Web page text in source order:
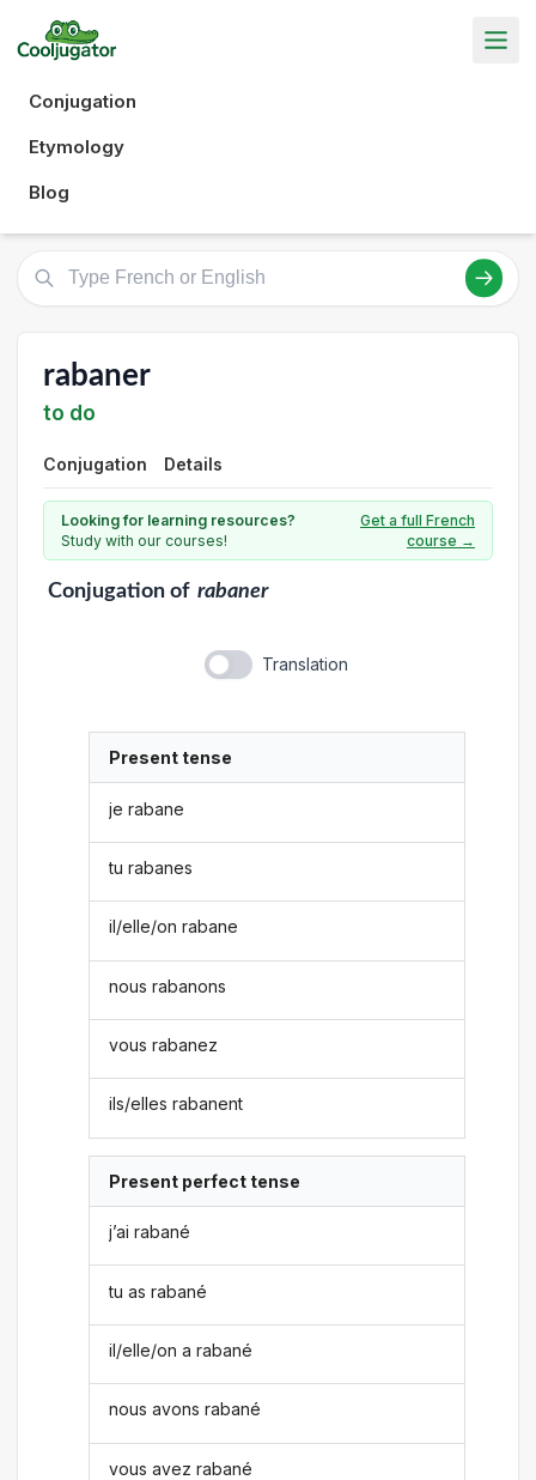
Conjugation
Etymology
Blog
rabaner
to do
Conjugation Details
Looking for learning resources?
Study with our courses!
Get a full French
course →
Conjugationof rabaner
Translation
Present tense
je rabane
tu rabanes
il/elle/on rabane
nous rabanons
vous rabanez
ils/elles rabanent
Present perfect tense
j’ai rabané
tu as rabané
il/elle/on a rabané
nous avons rabané
vous avez rabané